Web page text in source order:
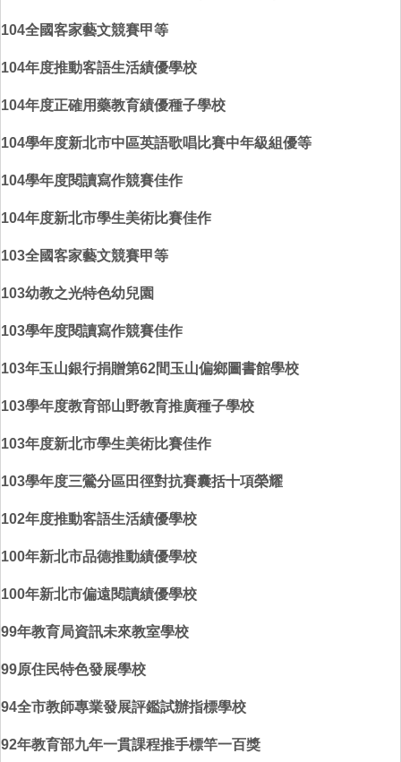
104全國客家藝文競賽甲等
104年度推動客語生活績優學校
104年度正確用藥教育績優種子學校
104學年度新北市中區英語歌唱比賽中年級組優等
104學年度閱讀寫作競賽佳作
104年度新北市學生美術比賽佳作
103全國客家藝文競賽甲等
103幼教之光特色幼兒園
103學年度閱讀寫作競賽佳作
103年玉山銀行捐贈第62間玉山偏鄉圖書館學校
103學年度教育部山野教育推廣種子學校
103年度新北市學生美術比賽佳作
103學年度三鶯分區田徑對抗賽囊括十項榮耀
102年度推動客語生活績優學校
100年新北市品德推動績優學校
100年新北市偏遠閱讀績優學校
99年教育局資訊未來教室學校
99原住民特色發展學校
94全市教師專業發展評鑑試辦指標學校
92年教育部九年一貫課程推手標竿一百獎